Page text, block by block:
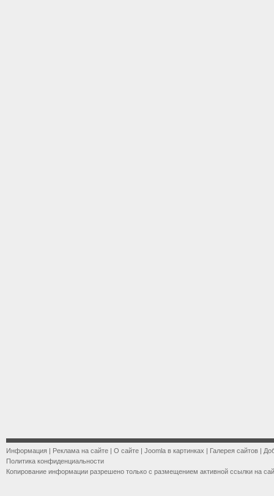
Информация | Реклама на сайте | О сайте | Joomla в картинках | Галерея сайтов |
Политика конфиденциальности
Копирование информации разрешено только с размещением активной ссылки на